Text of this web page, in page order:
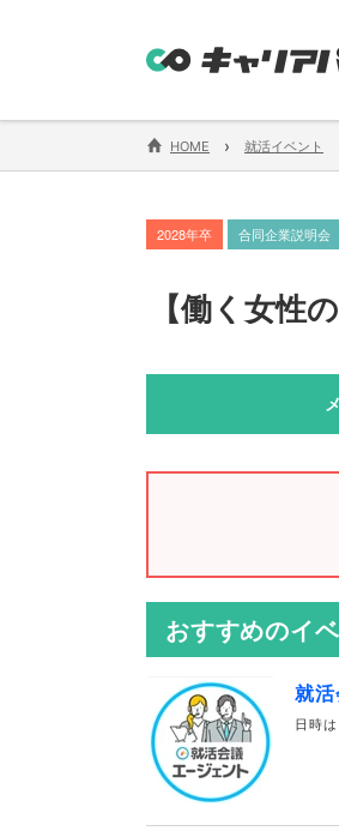
HOME › 就活イベント
2028年卒 合同企業説明会
【働く女性
おすすめのイ
就
日時